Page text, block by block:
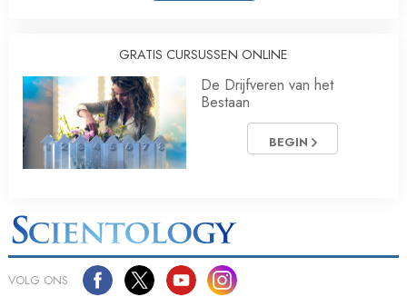
GRATIS CURSUSSEN ONLINE
De Drijfveren van het
Bestaan
BEGIN
VOLG ONS